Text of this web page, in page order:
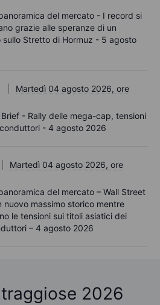
del mercato - I record si
grazie alle speranze di un
sullo Stretto di Hormuz - 5 agosto
Martedì 04 agosto 2026, ore
- Rally delle mega-cap, tensioni
- 4 agosto 2026
Martedì 04 agosto 2026, ore
del mercato – Wall Street
nuovo massimo storico mentre
le tensioni sui titoli asiatici dei
– 4 agosto 2026
2026